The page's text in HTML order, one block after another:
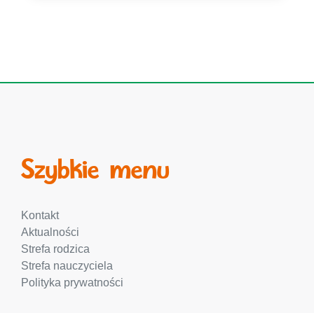
Szybkie menu
Kontakt
Aktualności
Strefa rodzica
Strefa nauczyciela
Polityka prywatności